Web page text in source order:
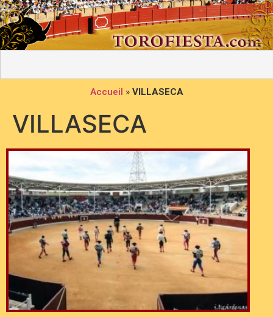
Accueil » VILLASECA
VILLASECA